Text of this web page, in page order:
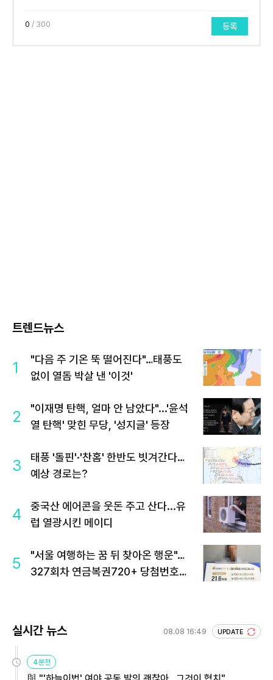
0 / 300 등록
트렌드뉴스
1
"다음 주 기온 뚝 떨어진다"…태풍도
없이 열돔 박살 낸 '이것'
2
"이재명 탄핵, 얼마 안 남았다"...'윤석
열 탄핵' 맞힌 무당, '성지글' 등장
3
태풍 '돌핀'·'찬홈' 한반도 빗겨간다…
예상 경로는?
4
중국산 에어콘을 웃돈 주고 산다...유
럽 열광시킨 메이디
5
"서울 여행하는 꿈 뒤 찾아온 행운"…
327회차 연금복권720+ 당첨번호조
실시간 뉴스 08.08 16:49 UPDATE
4분전